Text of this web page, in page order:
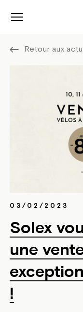
Retour aux
03/02/2023
Solex
une
!